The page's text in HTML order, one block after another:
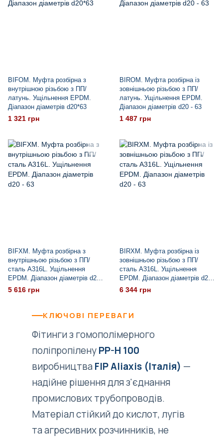
BIFOM. Муфта розбірна з
внутрішною різьбою з ПП/
латунь. Ущільнення EPDM.
Діапазон діаметрів d20*63
1 321 грн
BIROM. Муфта розбірна із
зовнішньою різьбою з ПП/
латунь. Ущільнення EPDM.
Діапазон діаметрів d20 - 63
1 487 грн
BIFXM. Муфта розбірна з
внутрішньою різьбою з ПП/
сталь A316L. Ущільнення
EPDM. Діапазон діаметрів d20
- 63
5 616 грн
BIRXM. Муфта розбірна із
зовнішньою різьбою з ПП/
сталь A316L. Ущільнення
EPDM. Діапазон діаметрів d20
- 63
6 344 грн
КЛЮЧОВІ ПЕРЕВАГИ
Фітинги з гомополімерного
поліпропіленуPP-H 100
виробництваFIP Aliaxis (Італія) —
надійне рішення для з'єднання
промислових трубопроводів.
Матеріал стійкий до кислот, лугів
та агресивних розчинників, не